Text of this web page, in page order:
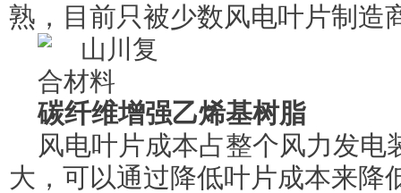
熟，目前只被少数风电叶片制造
碳纤维增强乙烯基树脂
风电叶片成本占整个风力发电
大，可以通过降低叶片成本来降